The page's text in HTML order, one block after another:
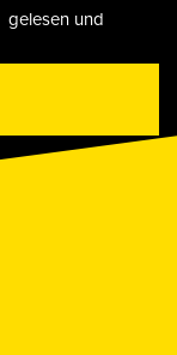
gelesen und